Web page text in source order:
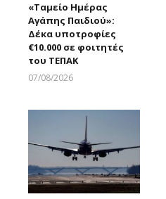
«Ταμείο Ημέρας
Αγάπης Παιδιού»:
Δέκα υποτροφίες
€10.000 σε φοιτητές
του ΤΕΠΑΚ
07/08/2026